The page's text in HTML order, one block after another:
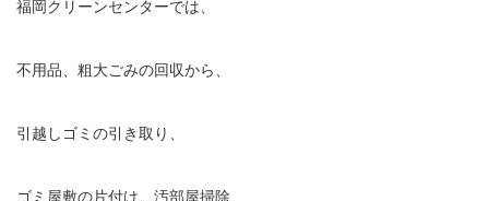
福岡クリーンセンターでは、
不用品、粗大ごみの回収から、
引越しゴミの引き取り、
ゴミ屋敷の片付け、汚部屋掃除、